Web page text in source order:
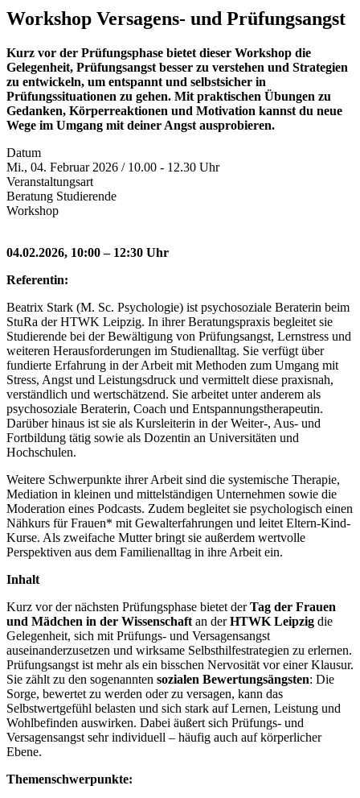
Workshop Versagens- und Prüfungsangst
Kurz vor der Prüfungsphase bietet dieser Workshop die
Gelegenheit, Prüfungsangst besser zu verstehen und Strategien
zu entwickeln, um entspannt und selbstsicher in
Prüfungssituationen zu gehen. Mit praktischen Übungen zu
Gedanken, Körperreaktionen und Motivation kannst du neue
Wege im Umgang mit deiner Angst ausprobieren.
Datum
Mi., 04. Februar 2026 / 10.00 - 12.30 Uhr
Veranstaltungsart
Beratung Studierende
Workshop
04.02.2026, 10:00 – 12:30 Uhr
Referentin:
Beatrix Stark (M. Sc. Psychologie) ist psychosoziale Beraterin beim
StuRa der HTWK Leipzig. In ihrer Beratungspraxis begleitet sie
Studierende bei der Bewältigung von Prüfungsangst, Lernstress und
weiteren Herausforderungen im Studienalltag. Sie verfügt über
fundierte Erfahrung in der Arbeit mit Methoden zum Umgang mit
Stress, Angst und Leistungsdruck und vermittelt diese praxisnah,
verständlich und wertschätzend. Sie arbeitet unter anderem als
psychosoziale Beraterin, Coach und Entspannungstherapeutin.
Darüber hinaus ist sie als Kursleiterin in der Weiter-, Aus- und
Fortbildung tätig sowie als Dozentin an Universitäten und
Hochschulen.
Weitere Schwerpunkte ihrer Arbeit sind die systemische Therapie,
Mediation in kleinen und mittelständigen Unternehmen sowie die
Moderation eines Podcasts. Zudem begleitet sie psychologisch einen
Nähkurs für Frauen* mit Gewalterfahrungen und leitet Eltern-Kind-
Kurse. Als zweifache Mutter bringt sie außerdem wertvolle
Perspektiven aus dem Familienalltag in ihre Arbeit ein.
Inhalt
Kurz vor der nächsten Prüfungsphase bietet derTag der Frauen
und Mädchen in der Wissenschaft an derHTWK Leipzig die
Gelegenheit, sich mit Prüfungs- und Versagensangst
auseinanderzusetzen und wirksame Selbsthilfestrategien zu erlernen.
Prüfungsangst ist mehr als ein bisschen Nervosität vor einer Klausur.
Sie zählt zu den sogenannten sozialen Bewertungsängsten: Die
Sorge, bewertet zu werden oder zu versagen, kann das
Selbstwertgefühl belasten und sich stark auf Lernen, Leistung und
Wohlbefinden auswirken. Dabei äußert sich Prüfungs- und
Versagensangst sehr individuell – häufig auch auf körperlicher
Ebene.
Themenschwerpunkte: